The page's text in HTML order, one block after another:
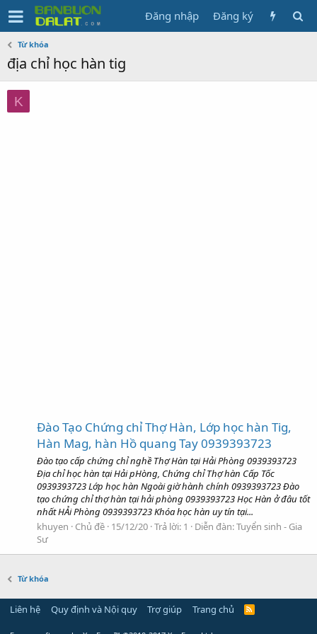
Đăng nhập Đăng ký
Từ khóa
địa chỉ học hàn tig
K
Đào Tạo Chứng chỉ Thợ Hàn, Lớp học hàn Tig,
Hàn Mag, hàn Hồ quang Tay 0939393723
Đào tạo cấp chứng chỉ nghề Thợ Hàn tại Hải Phòng 0939393723
Địa chỉ học hàn tại Hải pHòng, Chứng chỉ Thợ hàn Cấp Tốc
0939393723 Lớp học hàn Ngoài giờ hành chính 0939393723 Đào
tạo chứng chỉ thợ hàn tại hải phòng 0939393723 Học Hàn ở đâu tốt
nhất HẢi Phòng 0939393723 Khóa học hàn uy tín tại...
khuyen
Chủ đề 15/12/20 Trả lời: 1 Diễn đàn:Tuyển sinh - Gia
Sư
Từ khóa
Liên hệ Quy định và Nội quy Trợ giúp Trang chủ